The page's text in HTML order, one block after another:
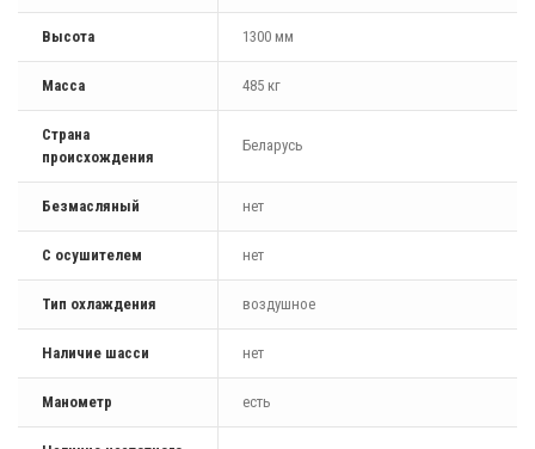
Высота 1300 мм
Масса 485 кг
Страна
происхождения
Беларусь
Безмасляный нет
С осушителем нет
Тип охлаждения воздушное
Наличие шасси нет
Манометр есть